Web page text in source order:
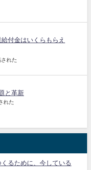
付金はいくらもらえ
れた
と革新
れた
るために、今している